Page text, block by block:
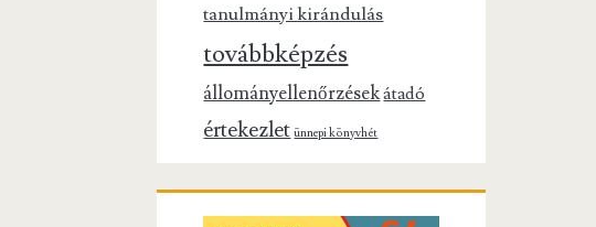
tanulmányi kirándulás
továbbképzés
állományellenőrzésekátadó
értekezlet ünnepi könyvhét